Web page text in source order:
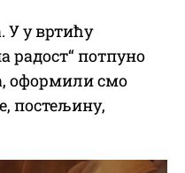
У у вртићу
радост“ потпуно
оформили смо
постељину,